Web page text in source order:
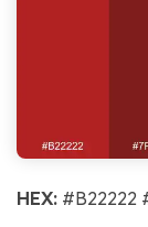
HEX: #B22222